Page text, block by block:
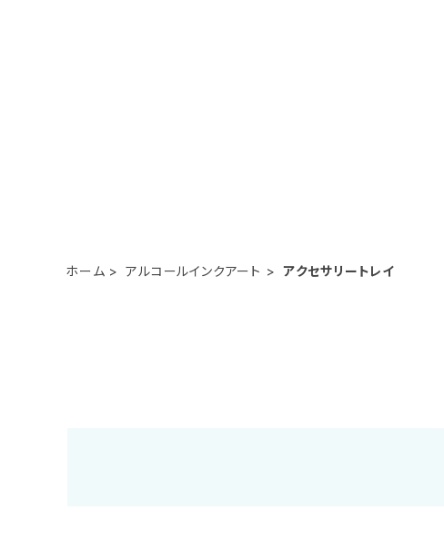
ホーム アルコールインクアート アクセサリートレイ